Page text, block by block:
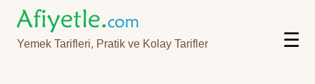
Yemek Tarifleri, Pratik ve Kolay Tarifler ☰